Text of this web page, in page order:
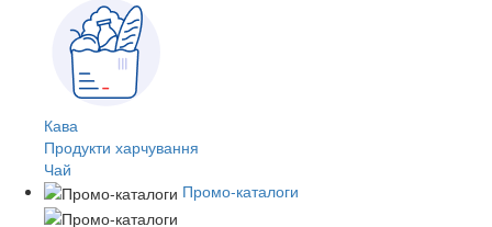
Кава
Продукти харчування
Чай
Промо-каталоги